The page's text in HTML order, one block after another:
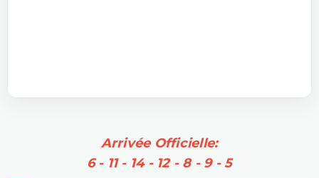
Arrivée Officielle:
6 - 11 - 14 - 12 - 8 - 9 - 5